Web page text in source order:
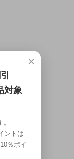
×
対象
。
ントは
％ポイ